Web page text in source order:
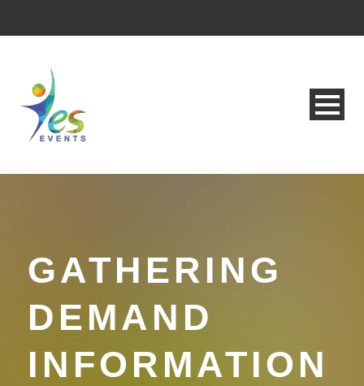
GATHERING
DEMAND
INFORMATION